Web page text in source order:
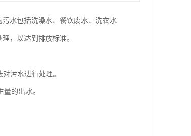
水包括洗澡水、餐饮废水、洗衣水
，以达到排放标准。
污水进行处理。
的出水。